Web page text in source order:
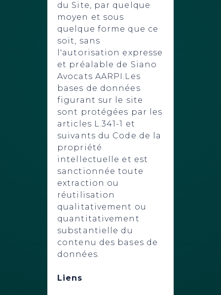
du Site, par quelque
moyen et sous
quelque forme que ce
soit, sans
l'autorisation expresse
et préalable de Siano
Avocats AARPI.Les
bases de données
figurant sur le site
sont protégées par les
articles L.341-1 et
suivants du Code de la
propriété
intellectuelle et est
sanctionnée toute
extraction ou
réutilisation
qualitativement ou
quantitativement
substantielle du
contenu des bases de
données.
Liens